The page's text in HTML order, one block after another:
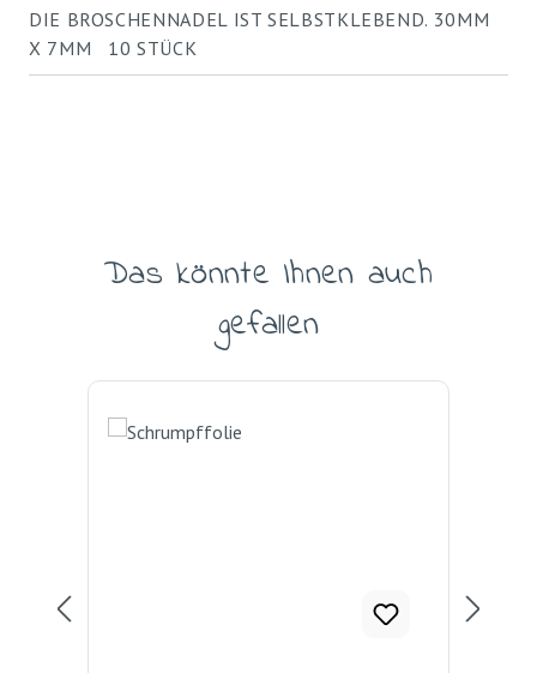
DIE BROSCHENNADEL IST SELBSTKLEBEND. 30MM
X 7MM 10 STÜCK
Produktgalerie überspringen
Das könnte Ihnen auch
gefallen